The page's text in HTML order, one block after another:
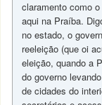
claramento como
aqui na Praíba.
no estado, o
reeleição (que oi
eleição, quando a
do governo
de cidades do